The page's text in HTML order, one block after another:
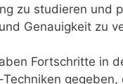
zu studieren und
Genauigkeit zu
Fortschritte in